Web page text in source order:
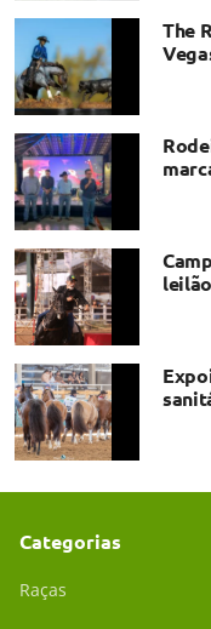
The
Categorias
Raças